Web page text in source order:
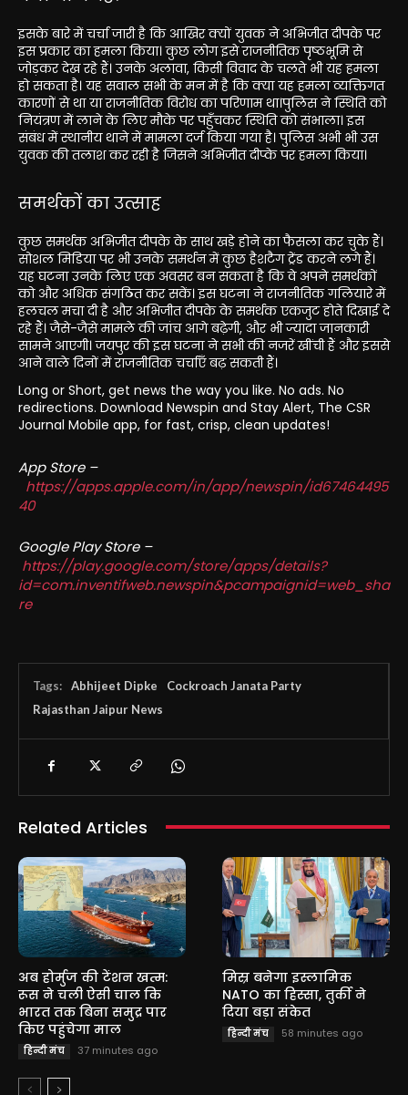
इसके बारे में चर्चा जारी है कि आखिर क्यों युवक ने अभिजीत दीपके पर
इस प्रकार का हमला किया। कुछ लोग इसे राजनीतिक पृष्ठभूमि से
जोड़कर देख रहे हैं। उनके अलावा, किसी विवाद के चलते भी यह हमला
हो सकता है। यह सवाल सभी के मन में है कि क्या यह हमला व्यक्तिगत
कारणों से था या राजनीतिक विरोध का परिणाम था।पुलिस ने स्थिति को
नियंत्रण में लाने के लिए मौके पर पहुँचकर स्थिति को संभाला। इस
संबंध में स्थानीय थाने में मामला दर्ज किया गया है। पुलिस अभी भी उस
युवक की तलाश कर रही है जिसने अभिजीत दीप्के पर हमला किया।
समर्थकों का उत्साह
कुछ समर्थक अभिजीत दीपके के साथ खड़े होने का फैसला कर चुके हैं।
सोशल मिडिया पर भी उनके समर्थन में कुछ हैशटैग ट्रेंड करने लगे हैं।
यह घटना उनके लिए एक अवसर बन सकता है कि वे अपने समर्थकों
को और अधिक संगठित कर सकें। इस घटना ने राजनीतिक गलियारे में
हलचल मचा दी है और अभिजीत दीपके के समर्थक एकजुट होते दिखाई दे
रहे हैं। जैसे-जैसे मामले की जांच आगे बढ़ेगी, और भी ज्यादा जानकारी
सामने आएगी। जयपुर की इस घटना ने सभी की नजरें खींची हैं और इससे
आने वाले दिनों में राजनीतिक चर्चाएँ बढ़ सकती हैं।
Long or Short, get news the way you like. No ads. No
redirections. Download Newspin and Stay Alert, The CSR
Journal Mobile app, for fast, crisp, clean updates!
App Store –
https://apps.apple.com/in/app/newspin/id67464495
40
Google Play Store –
https://play.google.com/store/apps/details?
id=com.inventifweb.newspin&pcampaignid=web_sha
re
Tags: Abhijeet Dipke
Cockroach Janata Party
Rajasthan Jaipur News
Related Articles
अब होर्मुज की टेंशन खत्म:
रूस ने चली ऐसी चाल कि
भारत तक बिना समुद्र पार
किए पहुंचेगा माल
हिन्दी मंच 37 minutes ago
मिस्र बनेगा इस्लामिक
NATO का हिस्सा, तुर्की ने
दिया बड़ा संकेत
हिन्दी मंच 58 minutes ago